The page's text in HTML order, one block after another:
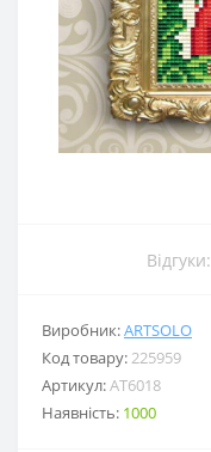
Відгуки:
Виробник:ARTSOLO
Код товару:225959
Артикул:АТ6018
Наявність: 1000